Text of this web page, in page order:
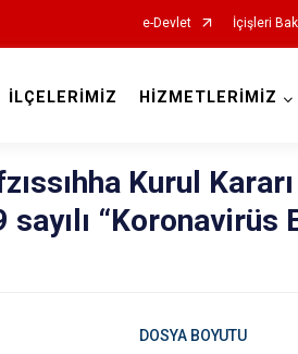
e-Devlet İçişleri
İLÇELERİMİZ HİZMETLERİMİZ
Kurul Kararı
“Koronavirüs